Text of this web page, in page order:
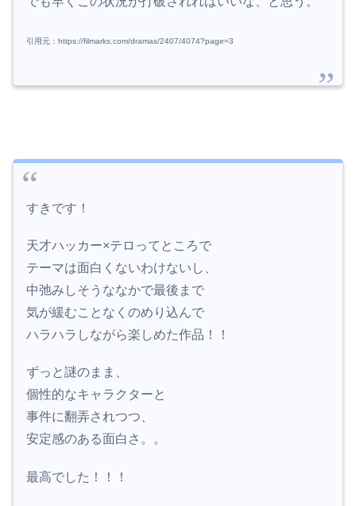
引用元：https://filmarks.com/dramas/2407/4074?page=3
すきです！
天才ハッカー×テロってところで
テーマは面白くないわけないし、
中弛みしそうななかで最後まで
気が緩むことなくのめり込んで
ハラハラしながら楽しめた作品！！
ずっと謎のまま、
個性的なキャラクターと
事件に翻弄されつつ、
安定感のある面白さ。。
最高でした！！！